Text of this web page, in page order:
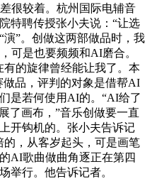
很较着。杭州国际电辅音
特聘传授张小夫说：“让选
”。创做这两部做品时，我
可是也要频频和AI磨合。
有的旋律曾经能让我了。本
做品，评判的对象是借帮AI
是若何使用AI的。“AI给了
了画布，”音乐创做要一直
开钩机的。张小夫告诉记
，从客岁起头，可是画笔
AI歌曲做曲角逐正在第四
举行。他告诉记者。